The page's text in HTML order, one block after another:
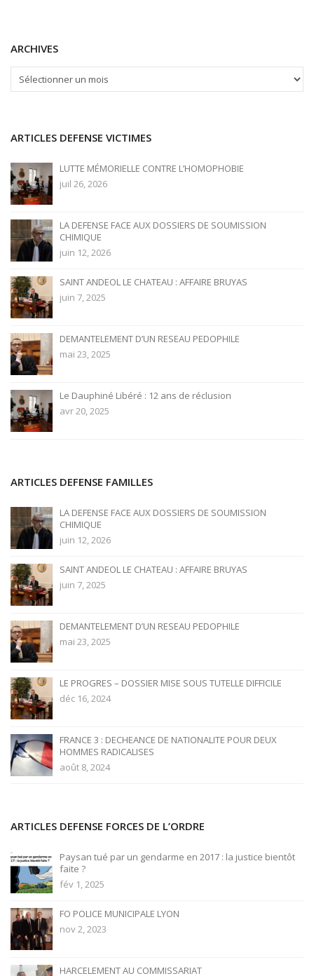
ARCHIVES
ARCHIVES
ARTICLES DEFENSE VICTIMES
LUTTE MÉMORIELLE CONTRE L’HOMOPHOBIE
juil 26, 2026
LA DEFENSE FACE AUX DOSSIERS DE SOUMISSION
CHIMIQUE
juin 12, 2026
SAINT ANDEOL LE CHATEAU : AFFAIRE BRUYAS
juin 7, 2025
DEMANTELEMENT D’UN RESEAU PEDOPHILE
mai 23, 2025
Le Dauphiné Libéré : 12 ans de réclusion
avr 20, 2025
ARTICLES DEFENSE FAMILLES
LA DEFENSE FACE AUX DOSSIERS DE SOUMISSION
CHIMIQUE
juin 12, 2026
SAINT ANDEOL LE CHATEAU : AFFAIRE BRUYAS
juin 7, 2025
DEMANTELEMENT D’UN RESEAU PEDOPHILE
mai 23, 2025
LE PROGRES – DOSSIER MISE SOUS TUTELLE DIFFICILE
déc 16, 2024
FRANCE 3 : DECHEANCE DE NATIONALITE POUR DEUX
HOMMES RADICALISES
août 8, 2024
ARTICLES DEFENSE FORCES DE L’ORDRE
Paysan tué par un gendarme en 2017 : la justice bientôt
faite ?
fév 1, 2025
FO POLICE MUNICIPALE LYON
nov 2, 2023
HARCELEMENT AU COMMISSARIAT